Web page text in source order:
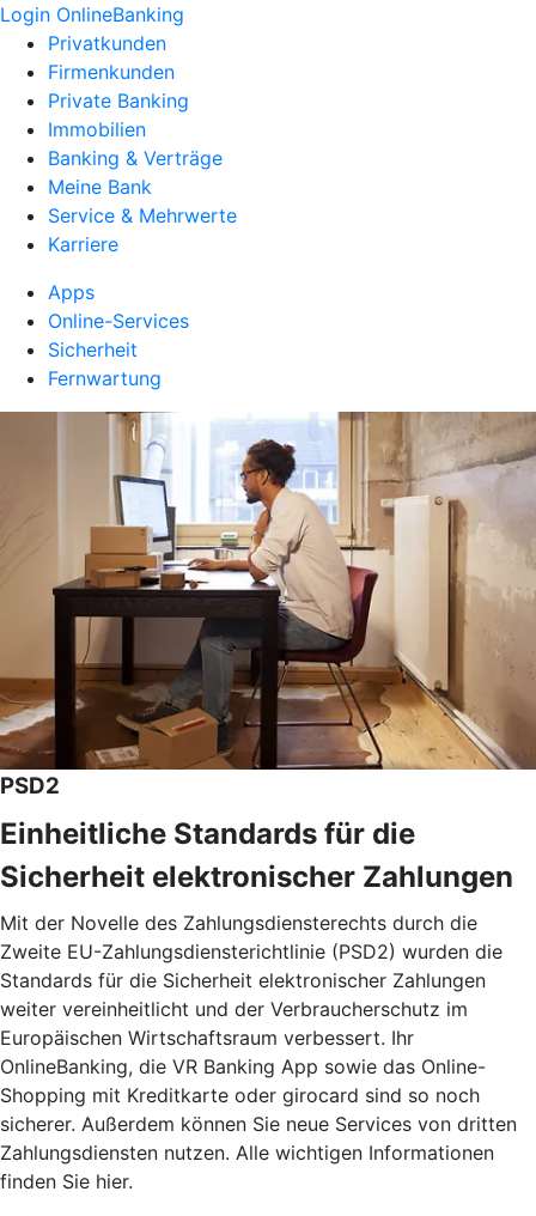
Login OnlineBanking
Privatkunden
Firmenkunden
Private Banking
Immobilien
Banking & Verträge
Meine Bank
Service & Mehrwerte
Karriere
Apps
Online-Services
Sicherheit
Fernwartung
PSD2
Einheitliche Standards für die
Sicherheit elektronischer Zahlungen
Mit der Novelle des Zahlungsdiensterechts durch die
Zweite EU-Zahlungsdiensterichtlinie (PSD2) wurden die
Standards für die Sicherheit elektronischer Zahlungen
weiter vereinheitlicht und der Verbraucherschutz im
Europäischen Wirtschaftsraum verbessert. Ihr
OnlineBanking, die VR Banking App sowie das Online-
Shopping mit Kreditkarte oder girocard sind so noch
sicherer. Außerdem können Sie neue Services von dritten
Zahlungsdiensten nutzen. Alle wichtigen Informationen
finden Sie hier.